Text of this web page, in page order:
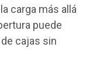
carga más allá
puede
cajas sin